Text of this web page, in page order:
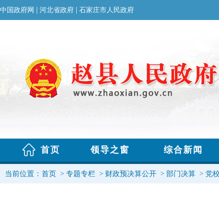
当前位置： 首页 > 专题专栏 > 财政预决算公开 > 部门决算 > 党